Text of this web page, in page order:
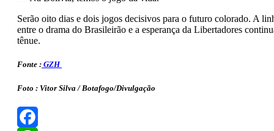
Serão oito dias e dois jogos decisivos para o futuro colorado. A
entre o drama do Brasileirão e a esperança da Libertadores
tênue.
Fonte : GZH
Foto : Vitor Silva / Botafogo/Divulgação